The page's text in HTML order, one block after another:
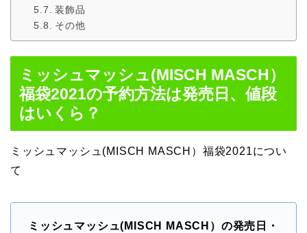
装飾品
その他
ミッシュマッシュ(MISCH MASCH）
福袋2021の予約方法は発売日、値段
はいくら？
ミッシュマッシュ(MISCH MASCH）福袋2021につい
て
ミッシュマッシュ(MISCH MASCH）の発売日・